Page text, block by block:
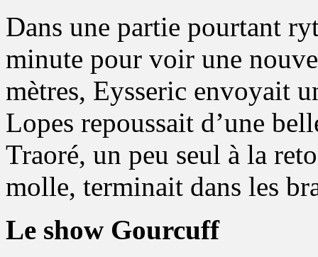
Dans une partie pourtant
minute pour voir une
mètres, Eysseric envoyait
Lopes repoussait d’une
Traoré, un peu seul à la
molle, terminait dans les
Le show Gourcuff